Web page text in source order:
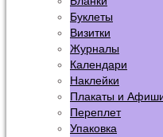
Буклеты
Визитки
Журналы
Календари
Наклейки
Плакаты и
Переплет
Упаковка